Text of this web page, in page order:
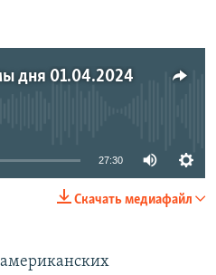
дня 01.04.2024
currently available
27:30
Скачать медиафайл